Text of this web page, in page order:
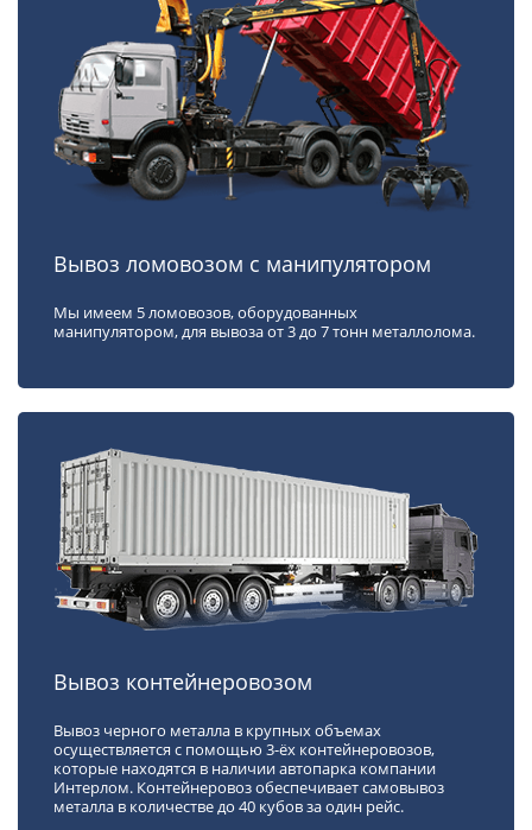
Вывоз ломовозом с манипулятором
Мы имеем 5 ломовозов, оборудованных
манипулятором, для вывоза от 3 до 7 тонн металлолома.
Вывоз контейнеровозом
Вывоз черного металла в крупных объемах
осуществляется с помощью 3-ёх контейнеровозов,
которые находятся в наличии автопарка компании
Интерлом. Контейнеровоз обеспечивает самовывоз
металла в количестве до 40 кубов за один рейс.